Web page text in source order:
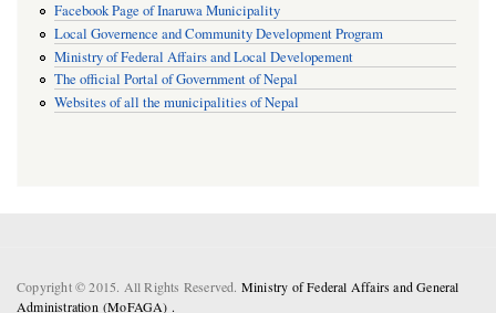
Facebook Page of Inaruwa Municipality
Local Governence and Community Development Program
Ministry of Federal Affairs and Local Developement
The official Portal of Government of Nepal
Websites of all the municipalities of Nepal
Copyright © 2015. All Rights Reserved. Ministry of Federal Affairs and General
Administration (MoFAGA) .